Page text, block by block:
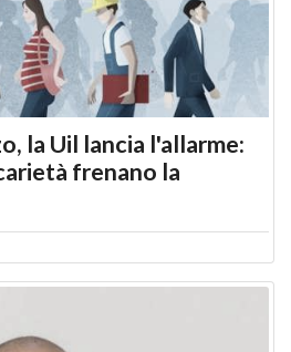
la Uil lancia l'allarme:
frenano la